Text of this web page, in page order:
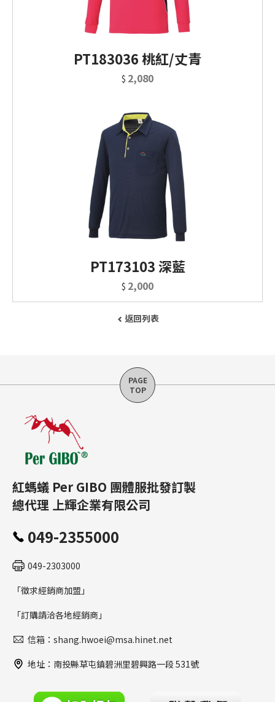
PT183036 桃紅/丈青
$ 2,080
PT173103 深藍
$ 2,000
返回列表
紅螞蟻 Per GIBO 團體服批發訂製
總代理 上輝企業有限公司
049-2355000
049-2303000
「徵求經銷商加盟」
「訂購請洽各地經銷商」
信箱：shang.hwoei@msa.hinet.net
地址：南投縣草屯鎮碧洲里碧興路一段 531號